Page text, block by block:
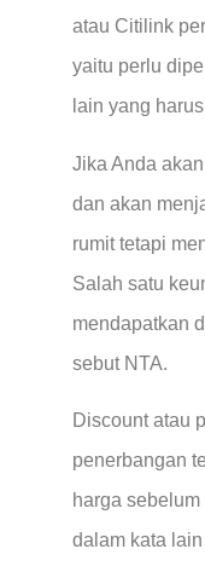
atau Citilink
yaitu perlu
lain yang
Jika Anda
dan akan
rumit tetapi
Salah satu
mendapatkan
sebut NTA.
Discount atau
penerbangan
harga
dalam kata